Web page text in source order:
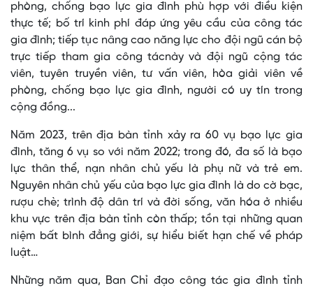
phòng, chống bạo lực gia đình phù hợp với điều kiện
thực tế; bố trí kinh phí đáp ứng yêu cầu của công tác
gia đình; tiếp tục nâng cao năng lực cho đội ngũ cán bộ
trực tiếp tham gia công tácnày và đội ngũ cộng tác
viên, tuyên truyền viên, tư vấn viên, hòa giải viên về
phòng, chống bạo lực gia đình, người có uy tín trong
cộng đồng...
Năm 2023, trên địa bàn tỉnh xảy ra 60 vụ bạo lực gia
đình, tăng 6 vụ so với năm 2022; trong đó, đa số là bạo
lực thân thể, nạn nhân chủ yếu là phụ nữ và trẻ em.
Nguyên nhân chủ yếu của bạo lực gia đình là do cờ bạc,
rượu chè; trình độ dân trí và đời sống, văn hóa ở nhiều
khu vực trên địa bàn tỉnh còn thấp; tồn tại những quan
niệm bất bình đẳng giới, sự hiểu biết hạn chế về pháp
luật…
Những năm qua, Ban Chỉ đạo công tác gia đình tỉnh